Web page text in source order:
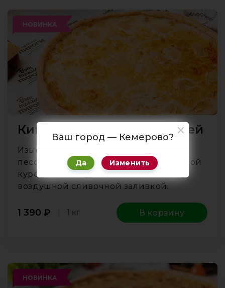
НОВИНКА
Киш с ананасами и курицей
Изысканный открытый пирог на
песочной основе с начинкой из нежной
курочки со сладкими ананасами под
воздушной сливочной заливкой.
1 390 ₽ 1 кг В корзину
НОВИНКА
Ваш город — Кемерово?
Да Изменить